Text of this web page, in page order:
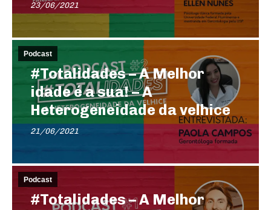
23/06/2021
Podcast
#Totalidades – A Melhor
idade é a sua! – A
Heterogeneidade da velhice
21/06/2021
Podcast
#Totalidades – A Melhor